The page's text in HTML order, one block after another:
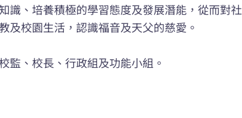
識、培養積極的學習態度及發展潛能，從而對社
及校園生活，認識福音及天父的慈愛。
監、校長、行政組及功能小組。